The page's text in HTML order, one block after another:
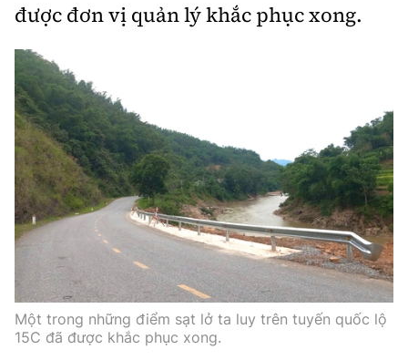
được đơn vị quản lý khắc phục xong.
Một trong những điểm sạt lở ta luy trên tuyến quốc lộ
15C đã được khắc phục xong.